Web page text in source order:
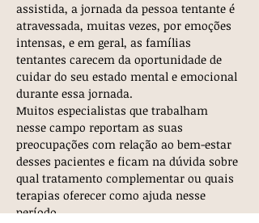
assistida, a jornada da pessoa tentante é
atravessada, muitas vezes, por emoções
intensas, e em geral, as famílias
tentantes carecem da oportunidade de
cuidar do seu estado mental e emocional
durante essa jornada.
Muitos especialistas que trabalham
nesse campo reportam as suas
preocupações com relação ao bem-estar
desses pacientes e ficam na dúvida sobre
qual tratamento complementar ou quais
terapias oferecer como ajuda nesse
período.